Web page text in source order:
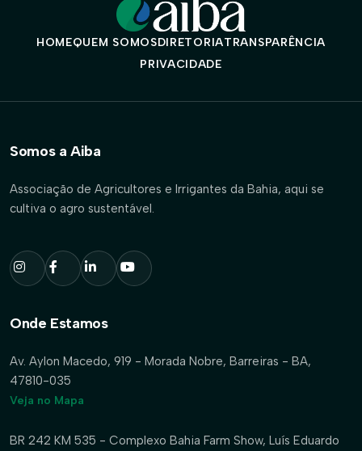
HOMEQUEM SOMOSDIRETORIATRANSPARÊNCIA
PRIVACIDADE
Somos a Aiba
Associação de Agricultores e Irrigantes da Bahia, aqui se
cultiva o agro sustentável.
Onde Estamos
Av. Aylon Macedo, 919 - Morada Nobre, Barreiras - BA,
47810-035
Veja no Mapa
BR 242 KM 535 - Complexo Bahia Farm Show, Luís Eduardo